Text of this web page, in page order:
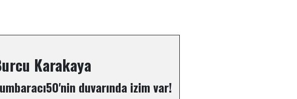
Karakaya
duvarında izim var!